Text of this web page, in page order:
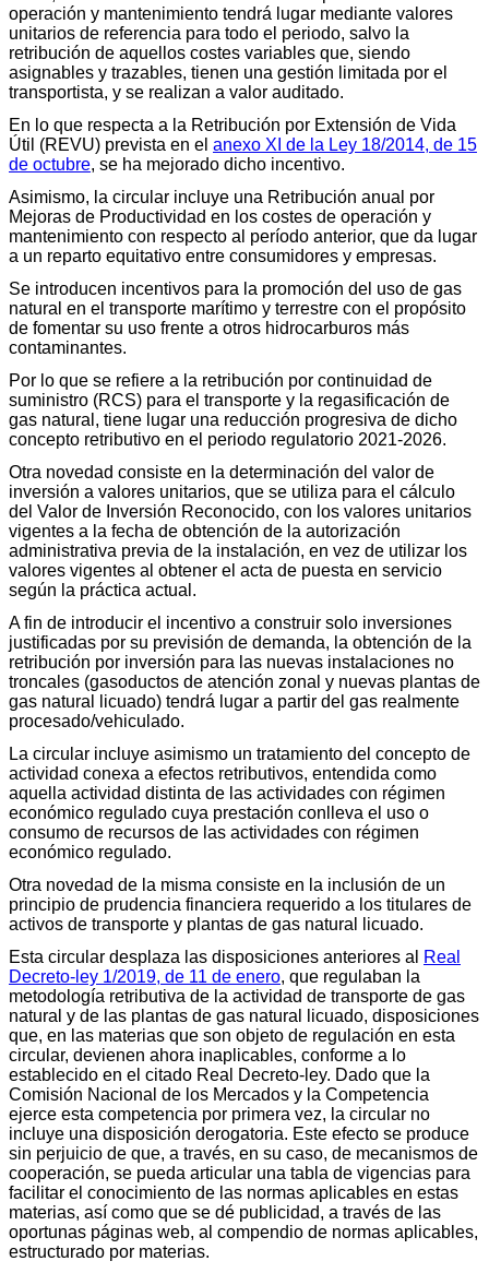
operación y mantenimiento tendrá lugar mediante valores
unitarios de referencia para todo el periodo, salvo la
retribución de aquellos costes variables que, siendo
asignables y trazables, tienen una gestión limitada por el
transportista, y se realizan a valor auditado.
En lo que respecta a la Retribución por Extensión de Vida
Útil (REVU) prevista en el anexo XI de la Ley 18/2014, de 15
de octubre, se ha mejorado dicho incentivo.
Asimismo, la circular incluye una Retribución anual por
Mejoras de Productividad en los costes de operación y
mantenimiento con respecto al período anterior, que da lugar
a un reparto equitativo entre consumidores y empresas.
Se introducen incentivos para la promoción del uso de gas
natural en el transporte marítimo y terrestre con el propósito
de fomentar su uso frente a otros hidrocarburos más
contaminantes.
Por lo que se refiere a la retribución por continuidad de
suministro (RCS) para el transporte y la regasificación de
gas natural, tiene lugar una reducción progresiva de dicho
concepto retributivo en el periodo regulatorio 2021-2026.
Otra novedad consiste en la determinación del valor de
inversión a valores unitarios, que se utiliza para el cálculo
del Valor de Inversión Reconocido, con los valores unitarios
vigentes a la fecha de obtención de la autorización
administrativa previa de la instalación, en vez de utilizar los
valores vigentes al obtener el acta de puesta en servicio
según la práctica actual.
A fin de introducir el incentivo a construir solo inversiones
justificadas por su previsión de demanda, la obtención de la
retribución por inversión para las nuevas instalaciones no
troncales (gasoductos de atención zonal y nuevas plantas de
gas natural licuado) tendrá lugar a partir del gas realmente
procesado/vehiculado.
La circular incluye asimismo un tratamiento del concepto de
actividad conexa a efectos retributivos, entendida como
aquella actividad distinta de las actividades con régimen
económico regulado cuya prestación conlleva el uso o
consumo de recursos de las actividades con régimen
económico regulado.
Otra novedad de la misma consiste en la inclusión de un
principio de prudencia financiera requerido a los titulares de
activos de transporte y plantas de gas natural licuado.
Esta circular desplaza las disposiciones anteriores al
Real
Decreto-ley 1/2019, de 11 de enero, que regulaban la
metodología retributiva de la actividad de transporte de gas
natural y de las plantas de gas natural licuado, disposiciones
que, en las materias que son objeto de regulación en esta
circular, devienen ahora inaplicables, conforme a lo
establecido en el citado Real Decreto-ley. Dado que la
Comisión Nacional de los Mercados y la Competencia
ejerce esta competencia por primera vez, la circular no
incluye una disposición derogatoria. Este efecto se produce
sin perjuicio de que, a través, en su caso, de mecanismos de
cooperación, se pueda articular una tabla de vigencias para
facilitar el conocimiento de las normas aplicables en estas
materias, así como que se dé publicidad, a través de las
oportunas páginas web, al compendio de normas aplicables,
estructurado por materias.